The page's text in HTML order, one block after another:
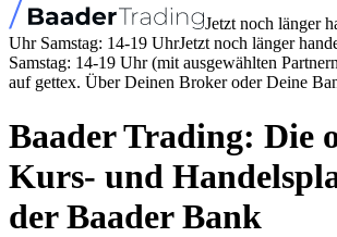
Jetzt noch länger
Uhr Samstag: 14-19 UhrJetzt noch länger
Samstag: 14-19 Uhr (mit ausgewählten
auf gettex. Über Deinen Broker oder Deine
Baader Trading: Die
Kurs- und
der Baader Bank